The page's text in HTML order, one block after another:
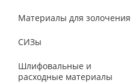
Материалы для золочения
СИЗы
Шлифовальные и
расходные материалы